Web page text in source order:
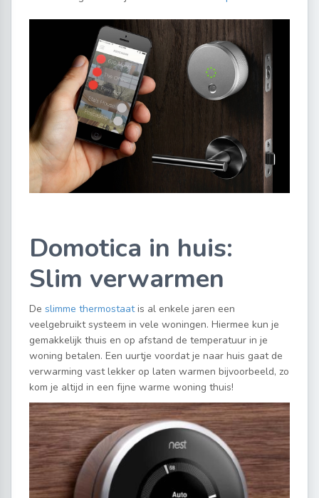
Domotica in huis:
Slim verwarmen
De slimme thermostaatis al enkele jaren een
veelgebruikt systeem in vele woningen. Hiermee kun je
gemakkelijk thuis en op afstand de temperatuur in je
woning betalen. Een uurtje voordat je naar huis gaat de
verwarming vast lekker op laten warmen bijvoorbeeld, zo
kom je altijd in een fijne warme woning thuis!